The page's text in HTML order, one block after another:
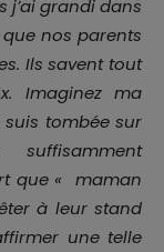
j’ai grandi dans
nos parents
Ils savent tout
Imaginez ma
suis tombée sur
que « maman
à leur stand
une telle